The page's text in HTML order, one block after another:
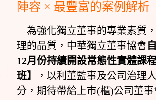
陣容 × 最豐富的案例解析
為強化獨立董事的專業素質
理的品質，中華獨立董事協會
12月份持續開設常態性實體課
班】
，以利董監事及公司治理
分，期待帶給上市(櫃)公司董